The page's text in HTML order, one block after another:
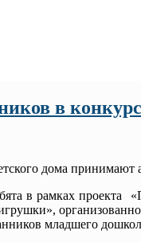
в
дома принимают
в рамках проекта
младшего